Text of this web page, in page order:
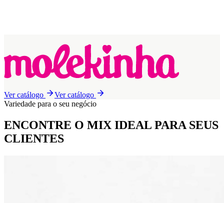
Ver catálogo
Ver catálogo
Variedade para o seu negócio
ENCONTRE O MIX IDEAL PARA SEUS
CLIENTES